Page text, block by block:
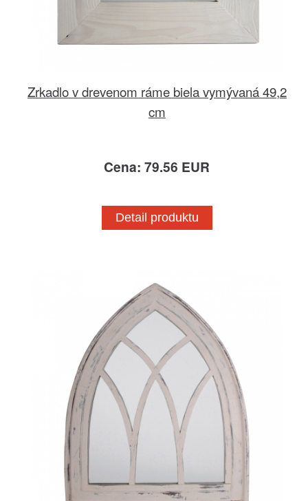
Zrkadlo v drevenom ráme biela vymývaná 49,2
cm
Cena: 79.56 EUR
Detail produktu